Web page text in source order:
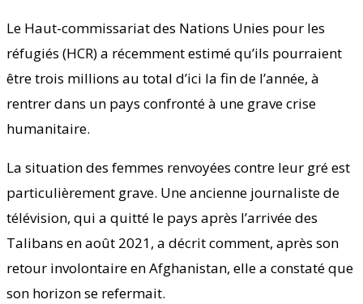
Le Haut-commissariat des Nations Unies pour les
réfugiés (HCR) a récemment estimé qu’ils pourraient
être trois millions au total d’ici la fin de l’année, à
rentrer dans un pays confronté à une grave crise
humanitaire.
La situation des femmes renvoyées contre leur gré est
particulièrement grave. Une ancienne journaliste de
télévision, qui a quitté le pays après l’arrivée des
Talibans en août 2021, a décrit comment, après son
retour involontaire en Afghanistan, elle a constaté que
son horizon se refermait.